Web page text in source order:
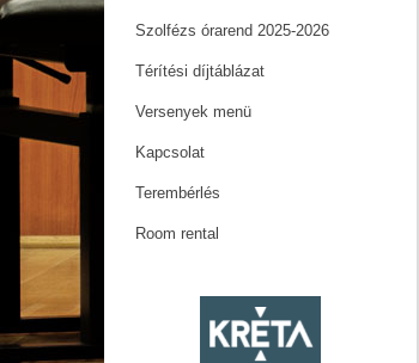
Szolfézs órarend 2025-2026
Térítési díjtáblázat
Versenyek menü
Kapcsolat
Terembérlés
Room rental